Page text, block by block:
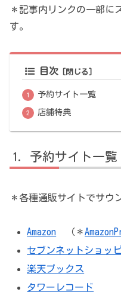
＊記事内リンクの一部に
す。
目次
予約サイト一覧
店舗特典
予約サイト一覧
＊各種通販サイトでサウ
Amazon （＊
セブンネットショッ
楽天ブックス
タワーレコード